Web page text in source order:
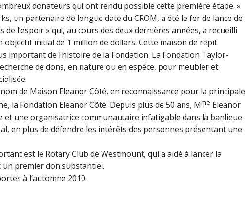
donateurs qui ont rendu possible cette première étape. »
un partenaire de longue date du CROM, a été le fer de lance de
de l’espoir » qui, au cours des deux dernières années, a recueilli
objectif initial de 1 million de dollars. Cette maison de répit
important de l’histoire de la Fondation. La Fondation Taylor-
de dons, en nature ou en espèce, pour meubler et
de Maison Eleanor Côté, en reconnaissance pour la principale
la Fondation Eleanor Côté. Depuis plus de 50 ans, Mme Eleanor
et une organisatrice communautaire infatigable dans la banlieue
en plus de défendre les intérêts des personnes présentant une
est le Rotary Club de Westmount, qui a aidé à lancer la
un premier don substantiel.
à l’automne 2010.